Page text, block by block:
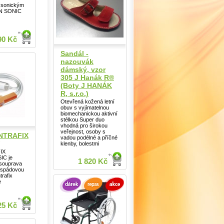
SONIC
Kč
je
Kč
Sandál -
nazouvák
dámský, vzor
305 J Hanák R®
(Boty J HANÁK
R, s.r.o.)
Otevřená kožená letní
obuv s vyjímatelnou
biomechanickou aktivní
stélkou Super duo
vhodná pro širokou
veřejnost, osoby s
vadou podélné a příčné
klenby, bolestmi
1 820 Kč